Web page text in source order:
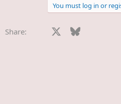
You must log in or
Share: Facebook Bluesky